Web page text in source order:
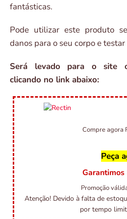
fantásticas.
Pode utilizar este produto
danos para o seu corpo e
Será levado para o site
clicando no link abaixo:
Compre agora
Peça
Promoção
Atenção! Devido à falta de
por tempo